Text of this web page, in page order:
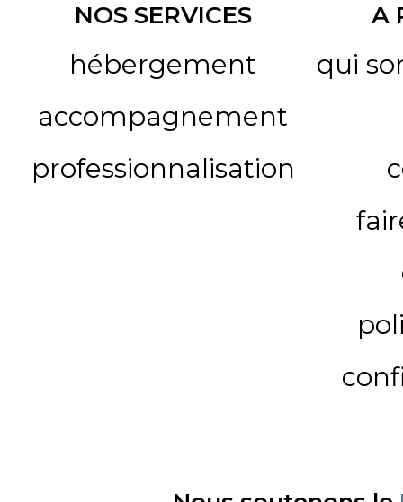
NOS SERVICES
hébergement
accompagnement
professionnalisation
A
qui